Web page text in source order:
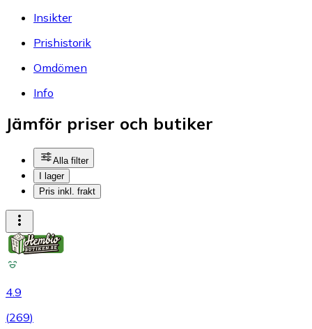
Insikter
Prishistorik
Omdömen
Info
Jämför priser och butiker
Alla filter
I lager
Pris inkl. frakt
4.9
(269)